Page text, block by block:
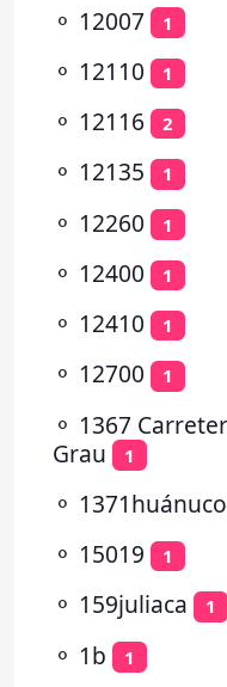
⚬ 12007 1
⚬ 12110 1
⚬ 12116 2
⚬ 12135 1
⚬ 12260 1
⚬ 12400 1
⚬ 12410 1
⚬ 12700 1
⚬ 1367
Grau
1
⚬ 1371huánuco
⚬ 15019 1
⚬ 159juliaca 1
⚬ 1b 1